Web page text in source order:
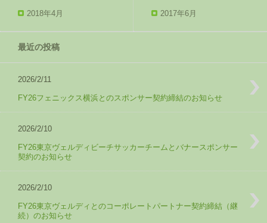
2018年4月 2017年6月
最近の投稿
2026/2/11
FY26フェニックス横浜とのスポンサー契約締結のお知らせ
2026/2/10
FY26東京ヴェルディビーチサッカーチームとバナースポンサー
契約のお知らせ
2026/2/10
FY26東京ヴェルディとのコーポレートパートナー契約締結（継
続）のお知らせ